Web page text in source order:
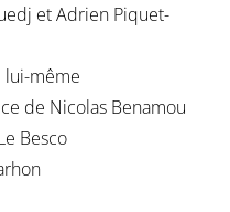
et Adrien Piquet-
lui-même
de Nicolas Benamou
Besco